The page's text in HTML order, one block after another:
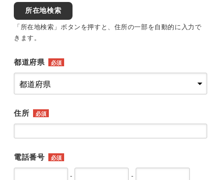
所在地検索
「所在地検索」ボタンを押すと、住所の一部を自動的に入力で
きます。
都道府県 必須
住所 必須
電話番号 必須
-
-